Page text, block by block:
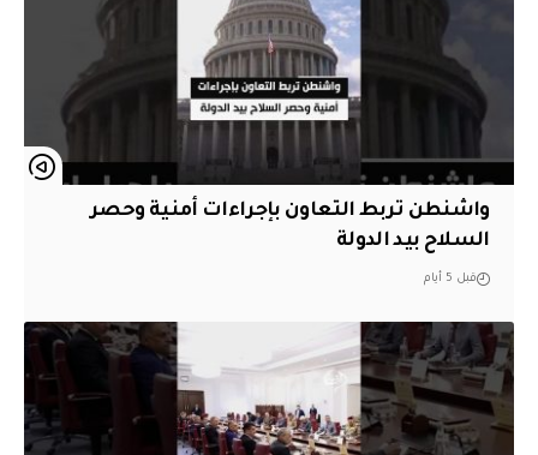
واشنطن تربط التعاون بإجراءات أمنية وحصر
السلاح بيد الدولة
قبل 5 أيام